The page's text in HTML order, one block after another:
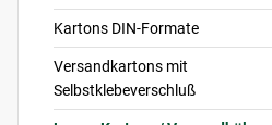
Kartons DIN-Formate
Versandkartons mit
Selbstklebeverschluß